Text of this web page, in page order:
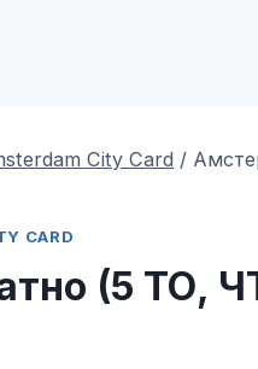
City Card /
CARD
(5 ТО,